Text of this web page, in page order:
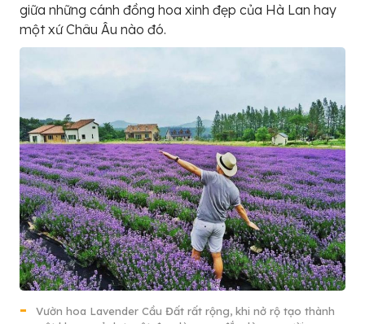
giữa những cánh đồng hoa xinh đẹp của Hà Lan hay
một xứ Châu Âu nào đó.
Vườn hoa Lavender Cầu Đất rất rộng, khi nở rộ tạo thành